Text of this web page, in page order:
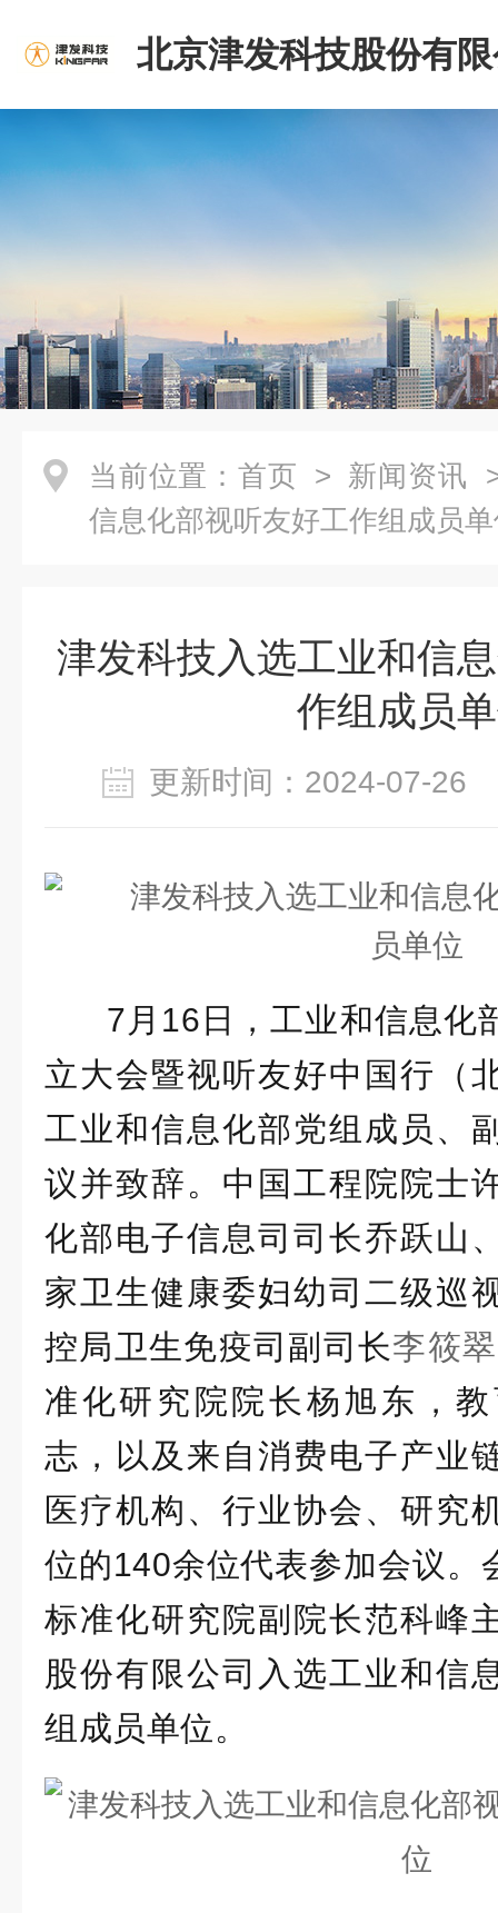
北京津发科技股份有
当前位置： 首页 > 新闻资讯
信息化部视听友好工作组成员
津发科技入选工业和信
作组成员
更新时间：2024-07-
7月16日，工业和信息化
立大会暨视听友好中国行（
工业和信息化部党组成员、
议并致辞。中国工程院院士
化部电子信息司司长乔跃山
家卫生健康委妇幼司二级巡
控局卫生免疫司副司长李筱翠
准化研究院院长杨旭东，
志，以及来自消费电子产业
医疗机构、行业协会、研究
位的140余位代表参加会议。
标准化研究院副院长范科峰
股份有限公司入选工业和信
组成员单位。